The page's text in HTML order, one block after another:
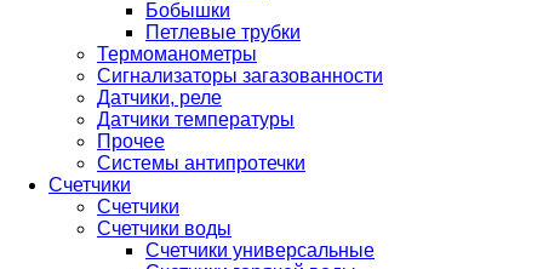
Бобышки
Петлевые трубки
Термоманометры
Сигнализаторы загазованности
Датчики, реле
Датчики температуры
Прочее
Системы антипротечки
Счетчики
Счетчики
Счетчики воды
Счетчики универсальные